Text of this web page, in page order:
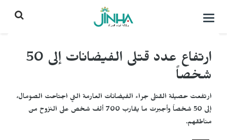
التحكم
ارتفاع عدد قتلى الفيضانات إلى 50
شخصاً
ارتفعت حصيلة القتلى جراء الفيضانات العارمة التي اجتاحت الصومال،
إلى 50 شخصاً وأجبرت ما يقارب 700 ألف شخص على النزوح من
مناطقهم.